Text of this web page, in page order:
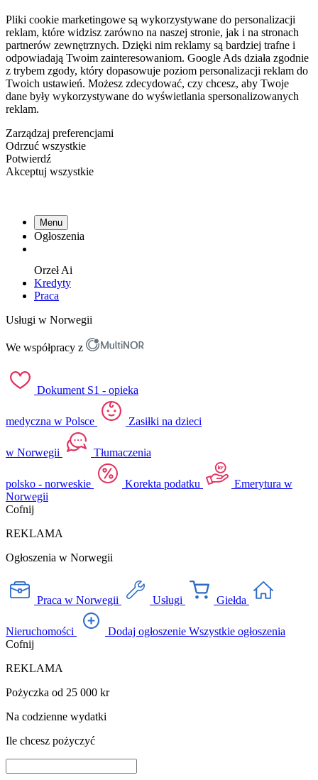
Pliki cookie marketingowe są wykorzystywane do personalizacji
reklam, które widzisz zarówno na naszej stronie, jak i na stronach
partnerów zewnętrznych. Dzięki nim reklamy są bardziej trafne i
odpowiadają Twoim zainteresowaniom. Google Ads działa zgodnie
z trybem zgody, który dopasowuje poziom personalizacji reklam do
Twoich ustawień. Możesz zdecydować, czy chcesz, aby Twoje
dane były wykorzystywane do wyświetlania spersonalizowanych
reklam.
Zarządzaj preferencjami
Odrzuć wszystkie
Potwierdź
Akceptuj wszystkie
Menu
Ogłoszenia
OrzełAi
Kredyty
Praca
Usługi w Norwegii
We współpracy z
Dokument S1 - opieka
medyczna w Polsce Zasiłki na dzieci
w Norwegii Tłumaczenia
polsko - norweskie Korekta podatku
Emerytura w
Norwegii
Cofnij
REKLAMA
Ogłoszenia w Norwegii
Praca w Norwegii Usługi Giełda
Nieruchomości Dodaj ogłoszenie Wszystkie ogłoszenia
Cofnij
REKLAMA
Pożyczka od 25 000 kr
Na codzienne wydatki
Ile chcesz pożyczyć